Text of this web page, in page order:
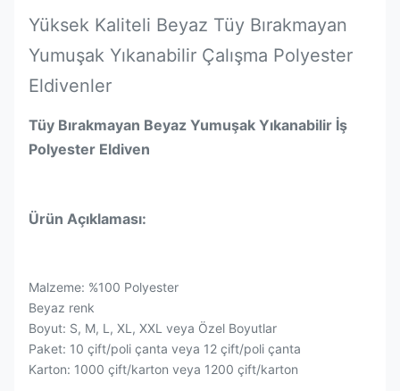
Yüksek Kaliteli Beyaz Tüy Bırakmayan
Yumuşak Yıkanabilir Çalışma Polyester
Eldivenler
Tüy Bırakmayan Beyaz Yumuşak Yıkanabilir İş
Polyester Eldiven
Ürün Açıklaması:
Malzeme: %100 Polyester
Beyaz renk
Boyut: S, M, L, XL, XXL veya Özel Boyutlar
Paket: 10 çift/poli çanta veya 12 çift/poli çanta
Karton: 1000 çift/karton veya 1200 çift/karton